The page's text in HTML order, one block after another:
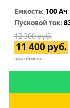
Емкость: 100 Ач
Пусковой ток:
12 300руб.
11 400 руб.
при обмене